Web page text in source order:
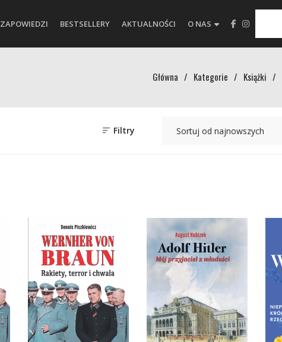
ZAPOWIEDZI BESTSELLERY AKTUALNOŚCI O NAS
Główna / Kategorie / Książki /
Filtry